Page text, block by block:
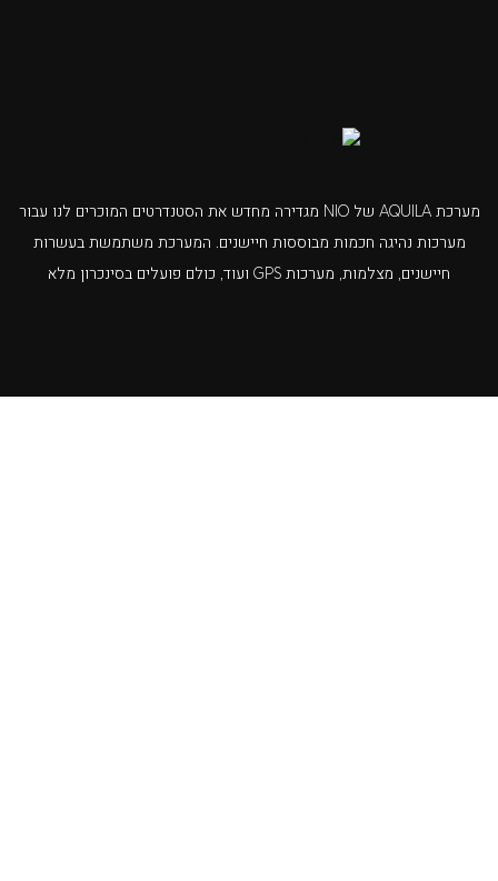
מערכת AQUILA של NIO מגדירה מחדש את הסטנדרטים המוכרים לנו עבור
מערכות נהיגה חכמות מבוססות חיישנים. המערכת משתמשת בעשרות
חיישנים, מצלמות, מערכות GPS ועוד, כולם פועלים בסינכרון מלא